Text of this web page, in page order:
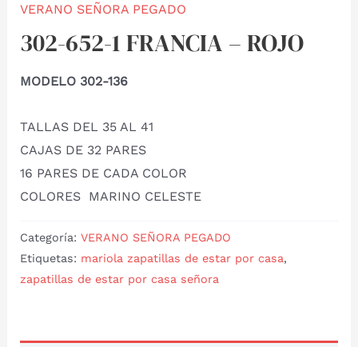
VERANO SEÑORA PEGADO
302-652-1 FRANCIA – ROJO
MODELO 302-136
TALLAS DEL 35 AL 41
CAJAS DE 32 PARES
16 PARES DE CADA COLOR
COLORES MARINO CELESTE
Categoría: VERANO SEÑORA PEGADO
Etiquetas: mariola zapatillas de estar por casa,
zapatillas de estar por casa señora